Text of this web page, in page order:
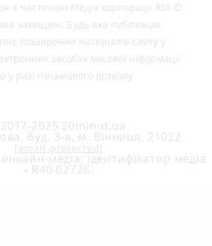
є частиною Медіа корпорації RIA ©
захищені. Будь-яка публiкацiя,
поширення матеріалів сайту у
засобах масової інформації
у разі письмового дозволу
2025 20minut.ua
буд. 3-а, м. Вінниця, 21032
[email protected]
медіа; ідентифікатор медіа
- R40-02726.